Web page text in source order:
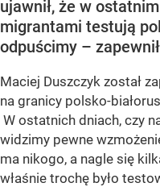
ujawnił, że w
migrantami testują
odpuścimy –
Maciej Duszczyk został
na granicy polsko-
W ostatnich dniach, czy
widzimy pewne
ma nikogo, a nagle się
właśnie trochę było